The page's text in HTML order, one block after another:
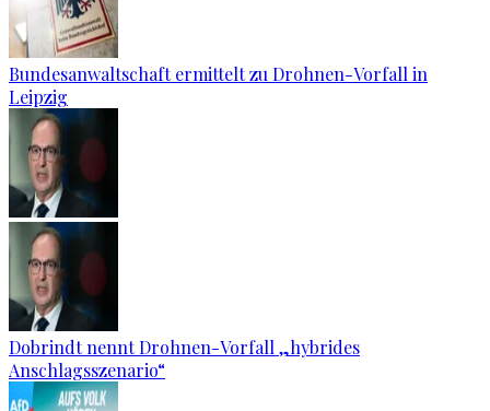
Bundesanwaltschaft ermittelt zu Drohnen-Vorfall in
Leipzig
Dobrindt nennt Drohnen-Vorfall „hybrides
Anschlagsszenario“